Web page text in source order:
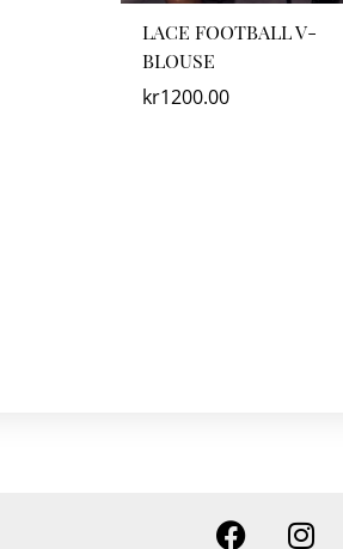
LACE FOOTBALL V-
BLOUSE
kr1200.00
F
I